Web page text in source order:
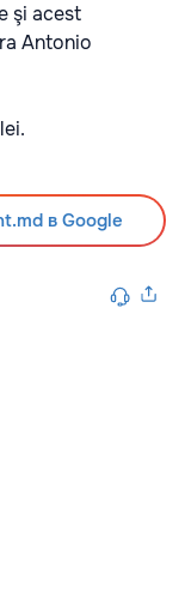
şi acest
Antonio
в Google